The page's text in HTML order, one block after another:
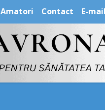
Amatori Contact E-